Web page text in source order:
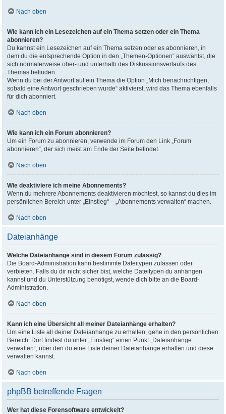
Nach oben
Wie kann ich ein Lesezeichen auf ein Thema setzen oder ein Thema
abonnieren?
Du kannst ein Lesezeichen auf ein Thema setzen oder es abonnieren, in
dem du die entsprechende Option in den „Themen-Optionen“ auswählst, die
sich normalerweise ober- und unterhalb des Diskussionsverlaufs des
Themas befinden.
Wenn du bei der Antwort auf ein Thema die Option „Mich benachrichtigen,
sobald eine Antwort geschrieben wurde“ aktivierst, wird das Thema ebenfalls
für dich abonniert.
Nach oben
Wie kann ich ein Forum abonnieren?
Um ein Forum zu abonnieren, verwende im Forum den Link „Forum
abonnieren“, der sich meist am Ende der Seite befindet.
Nach oben
Wie deaktiviere ich meine Abonnements?
Wenn du mehrere Abonnements deaktivieren möchtest, so kannst du dies im
persönlichen Bereich unter „Einstieg“ – „Abonnements verwalten“ machen.
Nach oben
Dateianhänge
Welche Dateianhänge sind in diesem Forum zulässig?
Die Board-Administration kann bestimmte Dateitypen zulassen oder
verbieten. Falls du dir nicht sicher bist, welche Dateitypen du anhängen
kannst und du Unterstützung benötigst, wende dich bitte an die Board-
Administration.
Nach oben
Kann ich eine Übersicht all meiner Dateianhänge erhalten?
Um eine Liste all deiner Dateianhänge zu erhalten, gehe in den persönlichen
Bereich. Dort findest du unter „Einstieg“ einen Punkt „Dateianhänge
verwalten“, über den du eine Liste deiner Dateianhänge erhalten und diese
verwalten kannst.
Nach oben
phpBB betreffende Fragen
Wer hat diese Forensoftware entwickelt?